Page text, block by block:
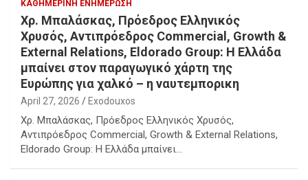
ΚΑΘΗΜΕΡΙΝΉ ΕΝΗΜΈΡΩΣΗ
Χρ. Μπαλάσκας, Πρόεδρος Ελληνικός
Χρυσός, Αντιπρόεδρος Commercial, Growth &
External Relations, Eldorado Group: Η Ελλάδα
μπαίνει στον παραγωγικό χάρτη της
Ευρώπης για χαλκό – η ναυτεμπορικη
April 27, 2026 Exodouxos
Χρ. Μπαλάσκας, Πρόεδρος Ελληνικός Χρυσός,
Αντιπρόεδρος Commercial, Growth & External Relations,
Eldorado Group: Η Ελλάδα μπαίνει…